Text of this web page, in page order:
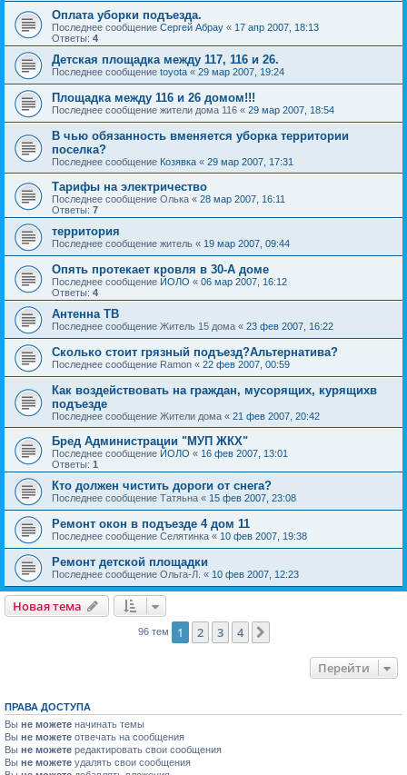
Оплата уборки подъезда.
Последнее сообщение Сергей Абрау « 17 апр 2007, 18:13
Ответы: 4
Детская площадка между 117, 116 и 26.
Последнее сообщение toyota « 29 мар 2007, 19:24
Площадка между 116 и 26 домом!!!
Последнее сообщение жители дома 116 « 29 мар 2007, 18:54
В чью обязанность вменяется уборка территории
поселка?
Последнее сообщение Козявка « 29 мар 2007, 17:31
Тарифы на электричество
Последнее сообщение Oлькa « 28 мар 2007, 16:11
Ответы: 7
территория
Последнее сообщение житель « 19 мар 2007, 09:44
Опять протекает кровля в 30-А доме
Последнее сообщение ЙОЛО « 06 мар 2007, 16:12
Ответы: 4
Антенна ТВ
Последнее сообщение Житель 15 дома « 23 фев 2007, 16:22
Сколько стоит грязный подъезд?Альтернатива?
Последнее сообщение Ramon « 22 фев 2007, 00:59
Как воздействовать на граждан, мусорящих, курящихв
подъезде
Последнее сообщение Жители дома « 21 фев 2007, 20:42
Бред Администрации "МУП ЖКХ"
Последнее сообщение ЙОЛО « 16 фев 2007, 13:01
Ответы: 1
Кто должен чистить дороги от снега?
Последнее сообщение Татяьна « 15 фев 2007, 23:08
Ремонт окон в подъезде 4 дом 11
Последнее сообщение Селятинка « 10 фев 2007, 19:38
Ремонт детской площадки
Последнее сообщение Ольга-Л. « 10 фев 2007, 12:23
Новая тема
96 тем 1 2 3 4
Перейти
ПРАВА ДОСТУПА
Вы не можете начинать темы
Вы не можете отвечать на сообщения
Вы не можете редактировать свои сообщения
Вы не можете удалять свои сообщения